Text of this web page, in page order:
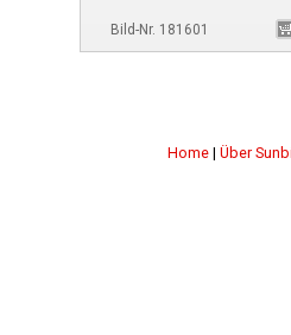
Bild-Nr. 181601
Home | Über